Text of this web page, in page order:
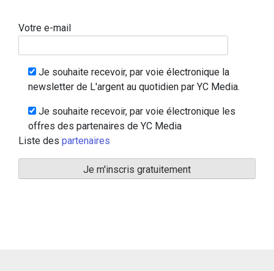
Votre e-mail
Je souhaite recevoir, par voie électronique la
newsletter de L'argent au quotidien par YC Media.
Je souhaite recevoir, par voie électronique les
offres des partenaires de YC Media
Liste des partenaires